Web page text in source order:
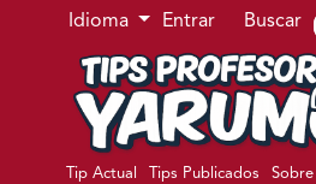
Ir al menú de navegación principal
Ir al contenido principal
Ir al pie de página del sitio
Idioma Entrar Buscar
Tip Actual Tips Publicados